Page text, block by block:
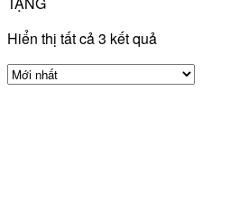
Hiển thị tất cả 3 kết quả